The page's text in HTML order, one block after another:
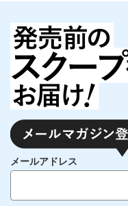
メールアドレス